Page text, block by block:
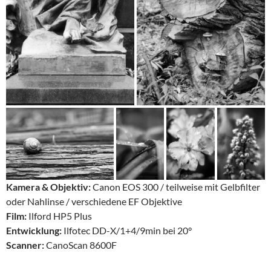
Kamera & Objektiv:Canon EOS 300 / teilweise mit Gelbfilter
oder Nahlinse / verschiedene EF Objektive
Film: Ilford HP5 Plus
Entwicklung: Ilfotec DD-X/1+4/9min bei 20°
Scanner:CanoScan 8600F